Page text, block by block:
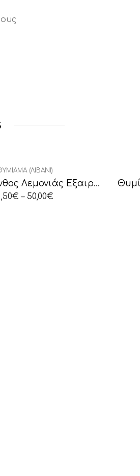
(ΛΙΒΆΝΙ)
Θυμίαμα Άνθος Λεμονιάς Εξαιρετικής Ποιότητας
€ – 50,00€